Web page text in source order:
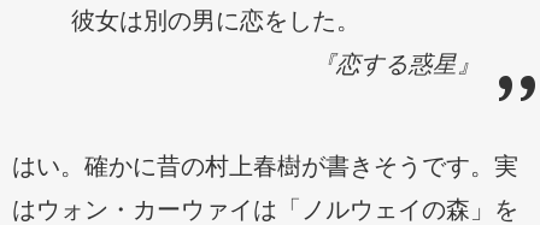
彼女は別の男に恋をした。
『恋する惑星』
はい。確かに昔の村上春樹が書きそうです。実
はウォン・カーウァイは「ノルウェイの森」を